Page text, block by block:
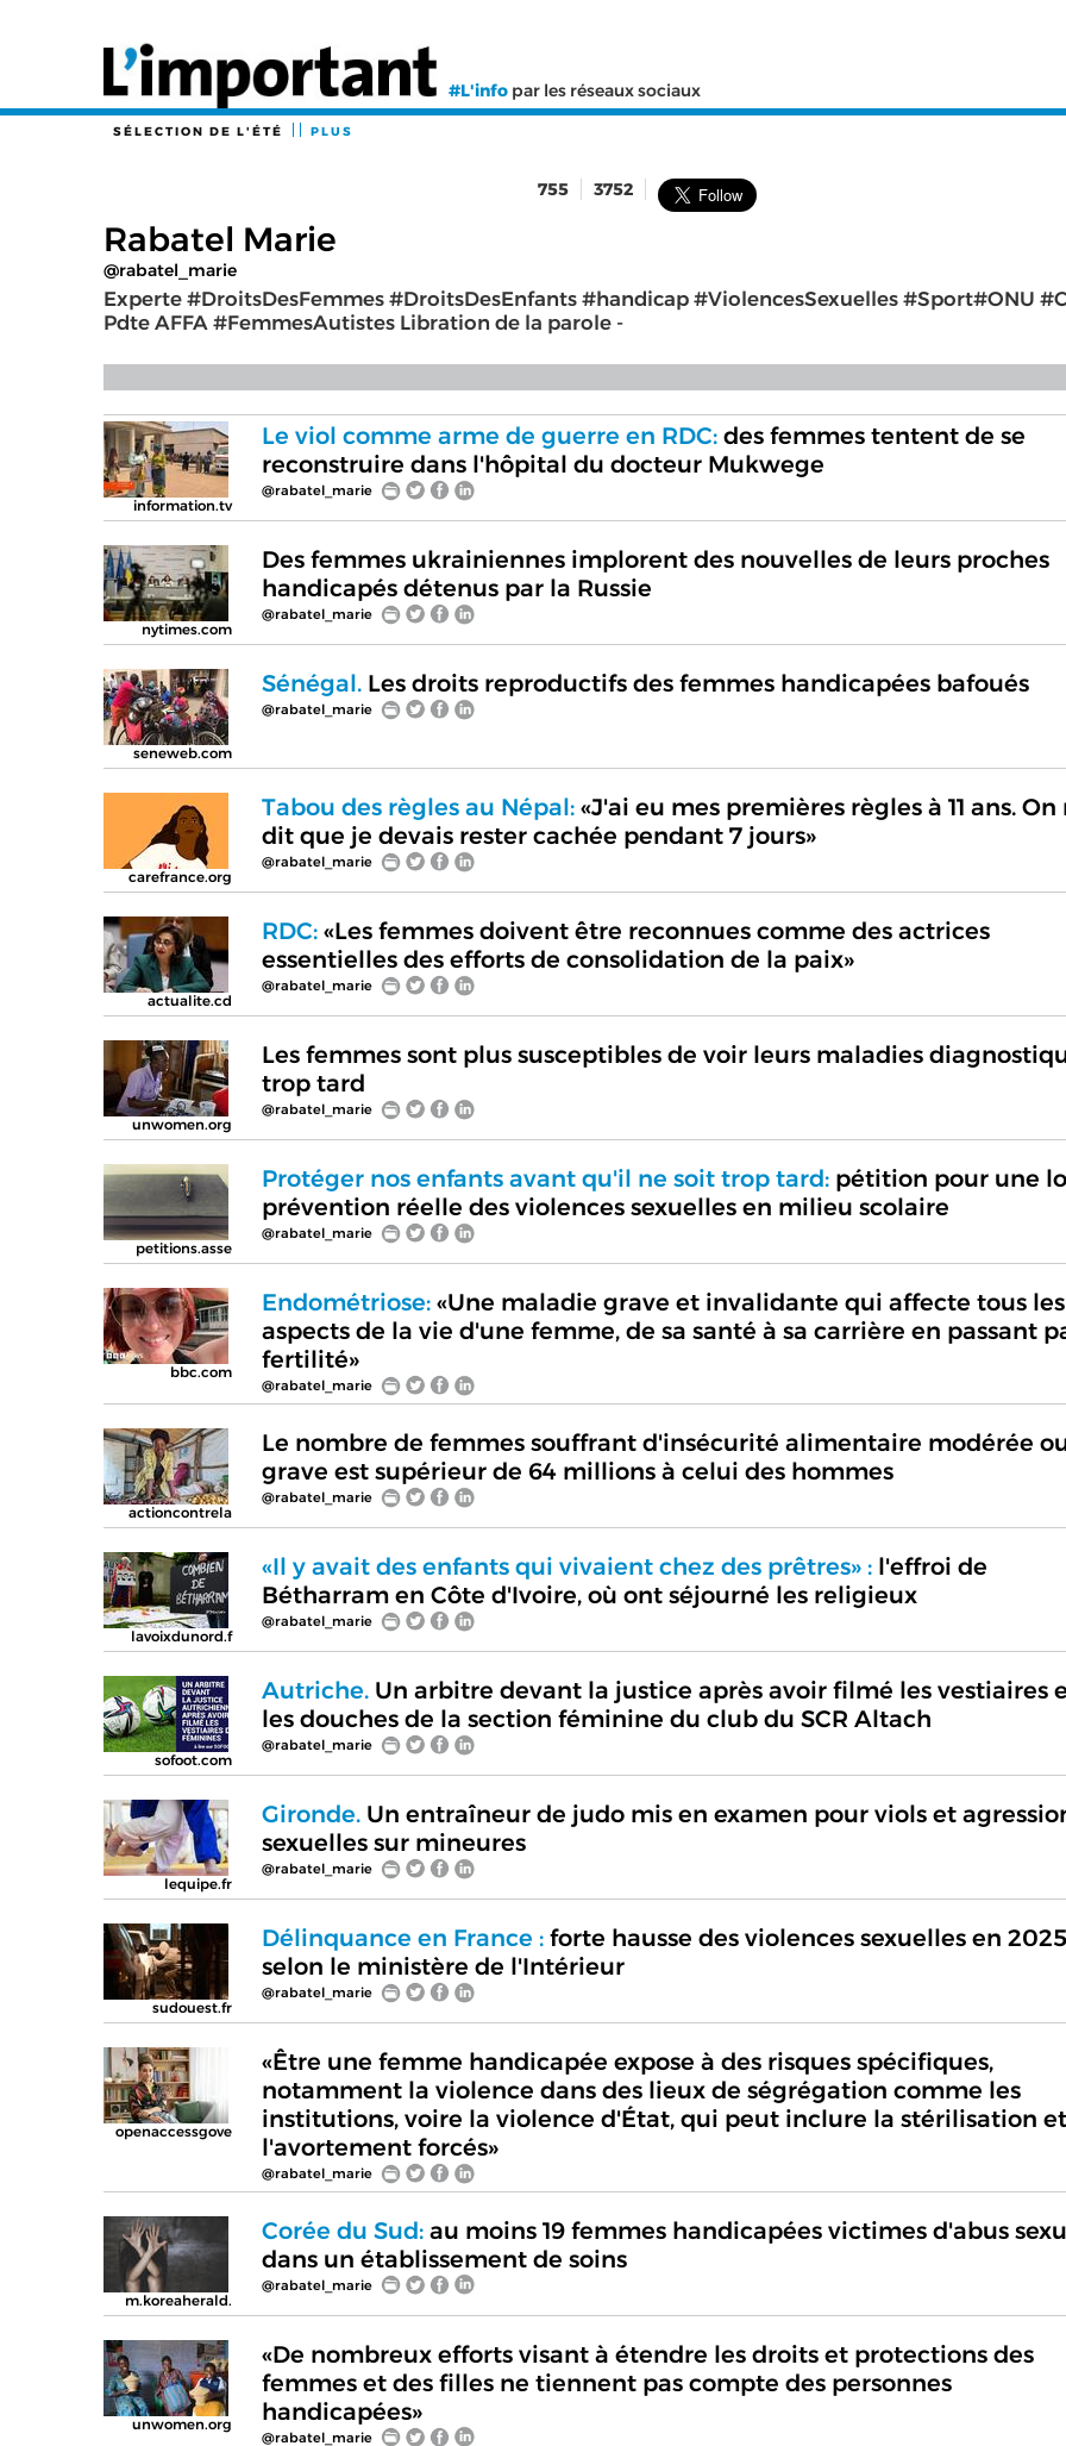
#L'info par les réseaux sociaux
SÉLECTION DE L'ÉTÉ PLUS
755 3752
Rabatel Marie
@rabatel_marie
Experte #DroitsDesFemmes #DroitsDesEnfants #handicap #ViolencesSexuelles #Sport#ONU
Pdte AFFA #FemmesAutistes Libration de la parole -
information.tv
Le viol comme arme de guerre en RDC:des femmes tentent de se
reconstruire dans l'hôpital du docteur Mukwege
@rabatel_marie
nytimes.com
Des femmes ukrainiennes implorent des nouvelles de leurs proches
handicapés détenus par la Russie
@rabatel_marie
seneweb.com
Sénégal.Les droits reproductifs des femmes handicapées bafoués
@rabatel_marie
carefrance.org
Tabou des règles au Népal:«J'ai eu mes premières règles à 11 ans. On
dit que je devais rester cachée pendant 7 jours»
@rabatel_marie
actualite.cd
RDC:«Les femmes doivent être reconnues comme des actrices
essentielles des efforts de consolidation de la paix»
@rabatel_marie
unwomen.org
Les femmes sont plus susceptibles de voir leurs maladies
trop tard
@rabatel_marie
petitions.asse
Protéger nos enfants avant qu'il ne soit trop tard:pétition pour une
prévention réelle des violences sexuelles en milieu scolaire
@rabatel_marie
bbc.com
Endométriose:«Une maladie grave et invalidante qui affecte tous les
aspects de la vie d'une femme, de sa santé à sa carrière en passant
fertilité»
@rabatel_marie
actioncontrela
Le nombre de femmes souffrant d'insécurité alimentaire modérée
grave est supérieur de 64 millions à celui des hommes
@rabatel_marie
lavoixdunord.f
«Il y avait des enfants qui vivaient chez des prêtres» :l'effroi de
Bétharram en Côte d'Ivoire, où ont séjourné les religieux
@rabatel_marie
sofoot.com
Autriche.Un arbitre devant la justice après avoir filmé les vestiaires
les douches de la section féminine du club du SCR Altach
@rabatel_marie
lequipe.fr
Gironde.Un entraîneur de judo mis en examen pour viols et
sexuelles sur mineures
@rabatel_marie
sudouest.fr
Délinquance en France :forte hausse des violences sexuelles en
selon le ministère de l'Intérieur
@rabatel_marie
openaccessgove
«Être une femme handicapée expose à des risques spécifiques,
notamment la violence dans des lieux de ségrégation comme les
institutions, voire la violence d'État, qui peut inclure la stérilisation et
l'avortement forcés»
@rabatel_marie
m.koreaherald.
Corée du Sud:au moins 19 femmes handicapées victimes d'abus
dans un établissement de soins
@rabatel_marie
unwomen.org
«De nombreux efforts visant à étendre les droits et protections des
femmes et des filles ne tiennent pas compte des personnes
handicapées»
@rabatel_marie